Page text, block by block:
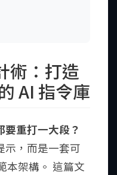
術：打造
AI 指令庫
重打一大段？
示，而是一套可
本架構。 這篇文